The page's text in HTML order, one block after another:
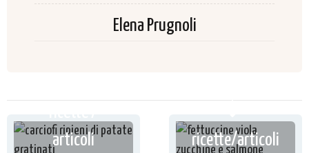
Elena Prugnoli
articoli
ricette/articoli